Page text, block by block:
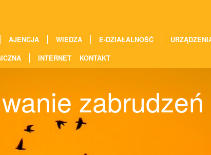
AJENCJA WIEDZA E-DZIAŁALNOŚĆ
INTERNET KONTAKT